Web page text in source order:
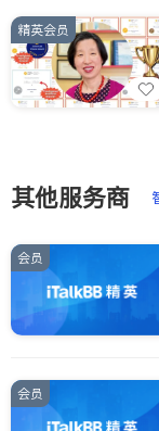
养老
eights
Los
ties
精英会员
其他服务商
会员
会员